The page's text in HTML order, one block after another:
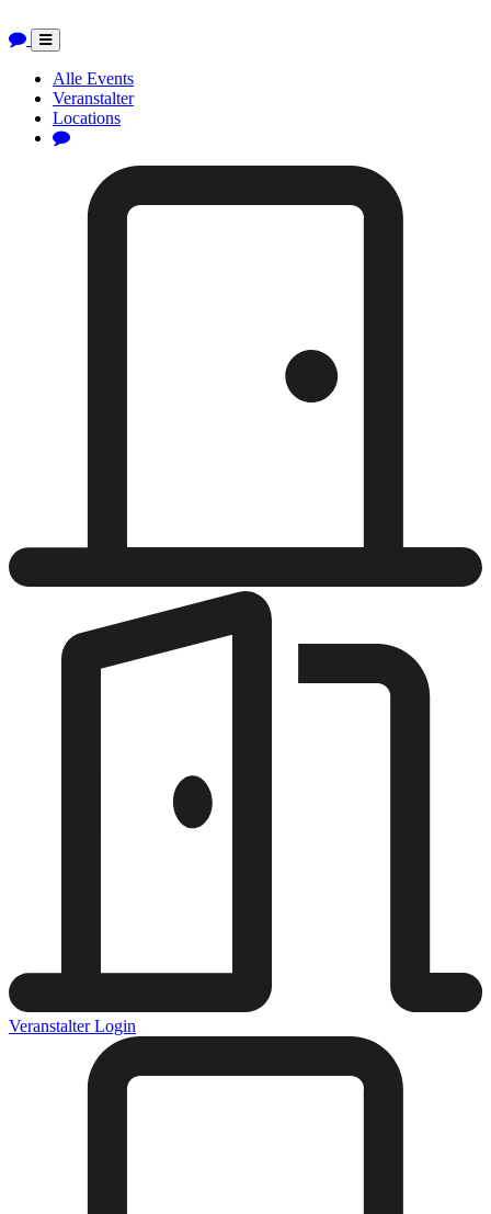
Toggle
navigation
Alle Events
Veranstalter
Locations
Veranstalter Login